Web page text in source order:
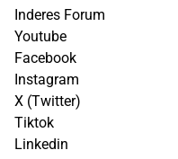
Inderes Forum
Youtube
Facebook
Instagram
X (Twitter)
Tiktok
Linkedin